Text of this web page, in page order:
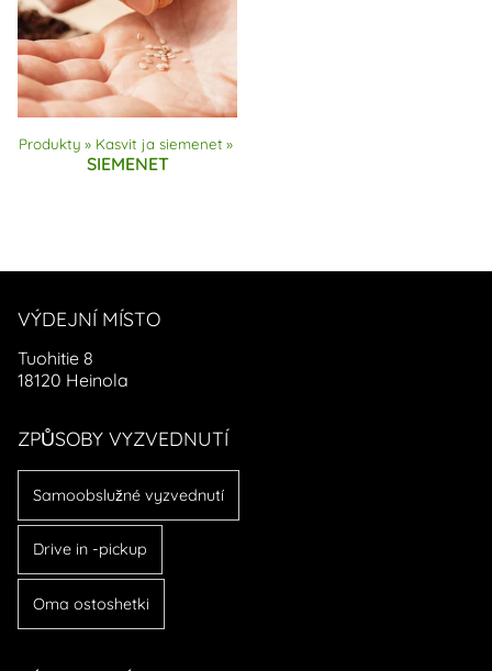
Produkty ‪» Kasvit ja siemenet ‪»
SIEMENET
VÝDEJNÍ MÍSTO
Tuohitie 8
18120 Heinola
ZPŮSOBY VYZVEDNUTÍ
Samoobslužné vyzvednutí
Drive in -pickup
Oma ostoshetki